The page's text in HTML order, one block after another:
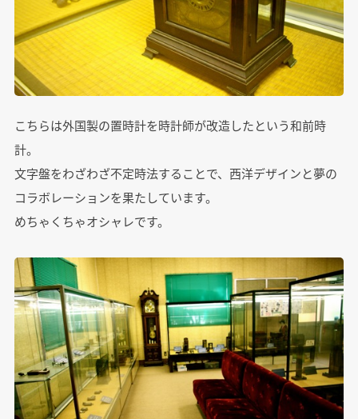
こちらは外国製の置時計を時計師が改造したという和前時
計。
文字盤をわざわざ不定時法することで、西洋デザインと夢の
コラボレーションを果たしています。
めちゃくちゃオシャレです。